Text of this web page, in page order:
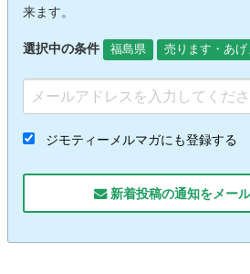
来ます。
選択中の条件 福島県 売ります・あげ
ジモティーメルマガにも登録する
新着投稿の通知をメー